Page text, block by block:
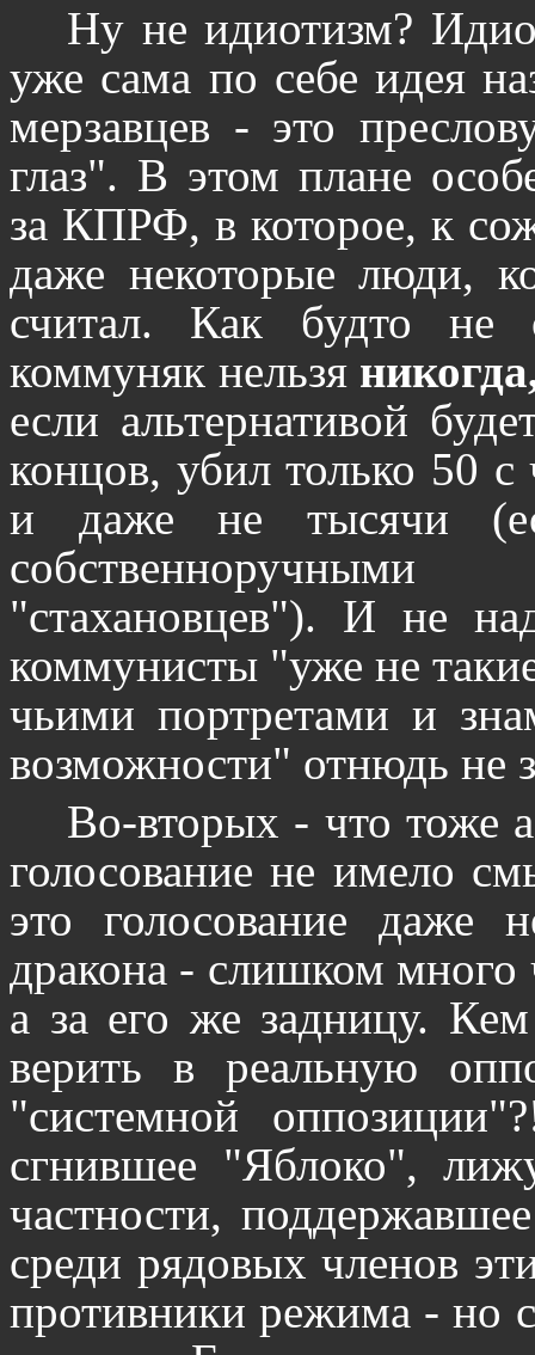
Ну не идиотизм?
уже сама по себе идея
мерзавцев - это
глаз". В этом плане
за КПРФ, в которое, к
даже некоторые люди,
считал. Как будто не
коммуняк нельзя
если альтернативой
концов, убил только 50
и даже не тысячи
собственноручными
"стахановцев"). И не
коммунисты "уже не
чьими портретами и
возможности" отнюдь не
Во-вторых - что тоже
голосование не имело
это голосование даже
дракона - слишком много
а за его же задницу.
верить в реальную
"системной
сгнившее "Яблоко",
частности,
среди рядовых членов
противники режима - но